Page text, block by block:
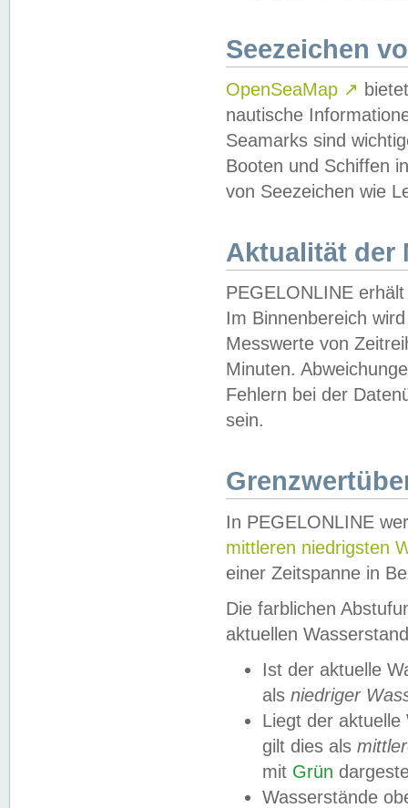
Seezeichen
OpenSeaMap ↗
nautische
Seamarks sind
Booten und Schiffen
von Seezeichen wie
Aktualität der
PEGELONLINE
Im Binnenbereich
Messwerte von
Minuten.
Fehlern bei der
sein.
In PEGELONLINE
mittleren niedrigsten
einer Zeitspanne in
Die farblichen
aktuellen
Ist der aktuelle
als niedriger
Liegt der
gilt dies als
mit Grün
Wasserstände